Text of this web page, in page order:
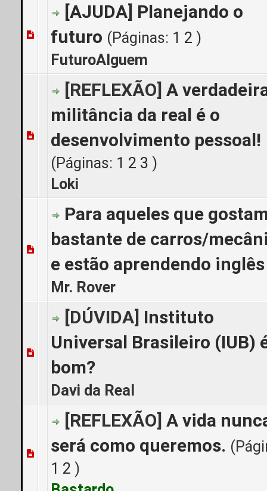
[AJUDA] Planejando o
futuro (Páginas: 1 2 )
FuturoAlguem
0 Voto(s) - 0 de 5 em média
1 23 45
[REFLEXÃO] A
militância da real é o
desenvolvimento pessoal!
(Páginas: 1 2 3 )
Loki
3 Voto(s) - 3.67 de 5 em média
1 2 34 5
Para aqueles que
bastante de carros/
e estão aprendendo inglês
Mr. Rover
[DÚVIDA] Instituto
Universal Brasileiro (IUB)
bom?
Davi da Real
[REFLEXÃO] A vida
será como queremos.
1 2 )
0 Voto(s) - 0 de 5 em média
12 3 45